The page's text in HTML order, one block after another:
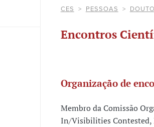
CES PESSOAS
Encontros
Organização de
Membro da Comissão
In/Visibilities Contested,